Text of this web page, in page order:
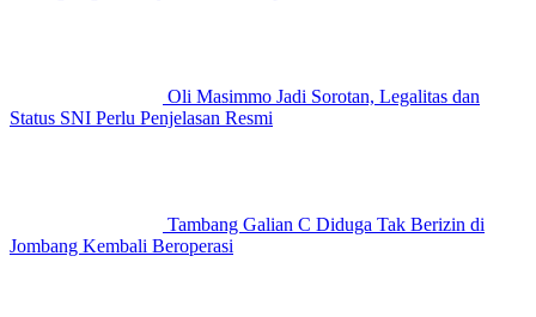
Oli Masimmo Jadi Sorotan, Legalitas dan
Status SNI Perlu Penjelasan Resmi
Tambang Galian C Diduga Tak Berizin di
Jombang Kembali Beroperasi